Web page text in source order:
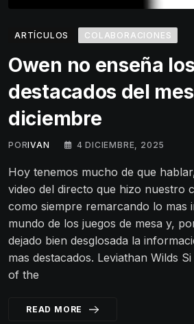
ARTÍCULOS COLABORACIONES
Owen no enseña
destacados del
diciembre
PORIVAN 4 DICIEMBRE, 2025
Hoy tenemos mucho de que
video del directo que hizo nuestro
como siempre remarcando lo mas
mundo de los juegos de mesa y,
dejado bien desglosada la
mas destacados. Leviathan Wilds
of the
READ MORE